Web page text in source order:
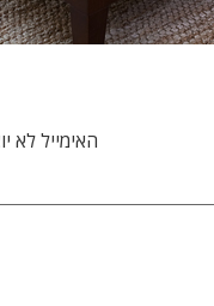
האימייל לא